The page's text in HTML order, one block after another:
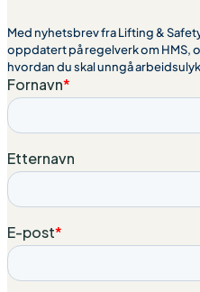
Med nyhetsbrev fra Lifting &
oppdatert på regelverk om HMS,
hvordan du skal unngå